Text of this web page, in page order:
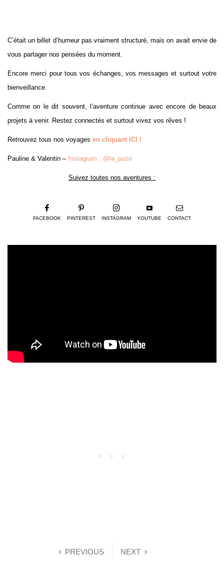
C’était un billet d’humeur pas vraiment structuré, mais on avait envie de
vous partager nos pensées du moment.
Encore merci pour tous vos échanges, vos messages et surtout votre
bienveillance.
Comme on le dit souvent, l’aventure continue avec encore de beaux
projets à venir. Restez connectés et surtout vivez vos rêves !
Retrouvez tous nos voyages en cliquant ICI !
Pauline & Valentin – Instagram : @la_poze
Suivez toutes nos aventures :
FACEBOOK PINTEREST INSTAGRAM YOUTUBE CONTACT
PREVIOUS NEXT